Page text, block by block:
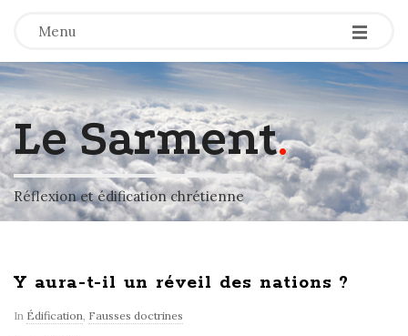
Menu -
-
-
Le Sarment.
Réflexion et édification chrétienne
Y aura-t-il un réveil des nations ?
In Édification, Fausses doctrines